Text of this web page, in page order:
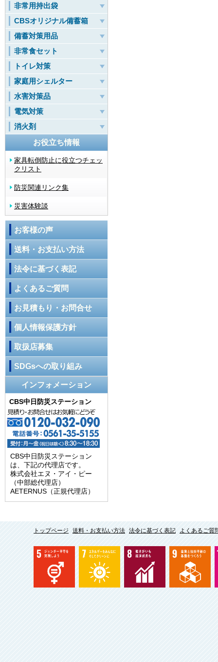
非常用持出袋
CBSオリジナル備蓄箱
備蓄対策用品
非常食セット
トイレ対策
家庭用シェルター
水害対策品
電気対策
消火剤
お役立ち情報
家具転倒防止に役立つチェッ
クリスト
防災関連リンク集
災害体験談
お客様の声
送料・お支払い方法
法令に基づく表記
よくあるご質問
お見積もり・お問合せ
個人情報保護方針
取扱店募集
SDGsへの取り組み
インフォメーション
CBS中日防災ステーション
CBS中日防災ステーション
は、下記の代理店です。
株式会社エヌ・アイ・ピー
（中部総代理店）
AETERNUS（正規代理店）
トップページ 送料・お支払い方法 法令に基づく表記 よくあるご質